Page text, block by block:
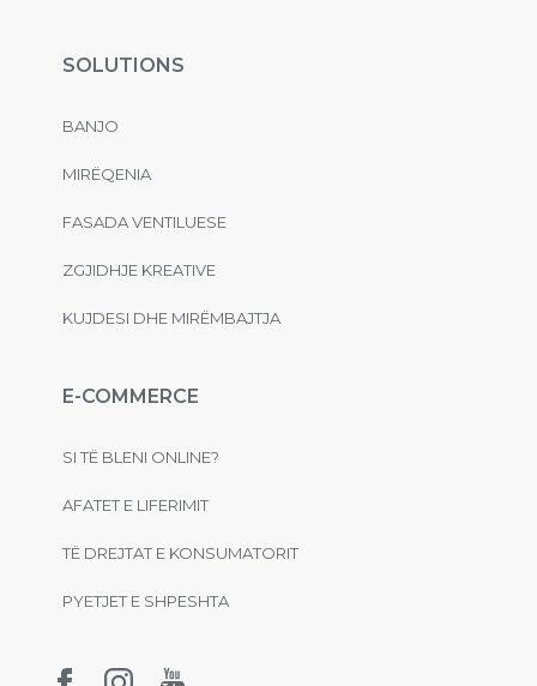
SOLUTIONS
BANJO
MIRËQENIA
FASADA VENTILUESE
ZGJIDHJE KREATIVE
KUJDESI DHE MIRËMBAJTJA
E-COMMERCE
SI TË BLENI ONLINE?
AFATET E LIFERIMIT
TË DREJTAT E KONSUMATORIT
PYETJET E SHPESHTA